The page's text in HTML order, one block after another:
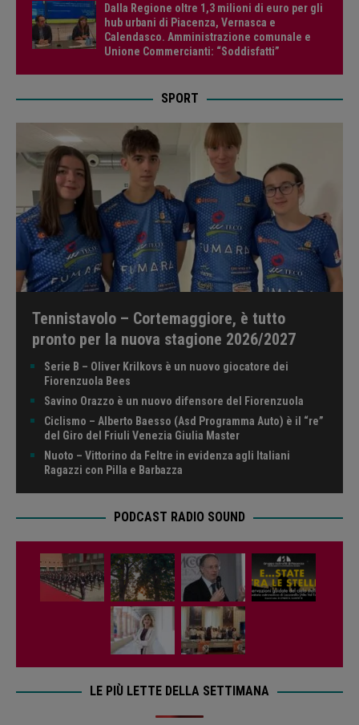
Dalla Regione oltre 1,3 milioni di euro per gli
hub urbani di Piacenza, Vernasca e
Calendasco. Amministrazione comunale e
Unione Commercianti: “Soddisfatti”
SPORT
Tennistavolo – Cortemaggiore, è tutto
pronto per la nuova stagione 2026/2027
Serie B – Oliver Krilkovs è un nuovo giocatore dei
Fiorenzuola Bees
Savino Orazzo è un nuovo difensore del Fiorenzuola
Ciclismo – Alberto Baesso (Asd Programma Auto) è il “re”
del Giro del Friuli Venezia Giulia Master
Nuoto – Vittorino da Feltre in evidenza agli Italiani
Ragazzi con Pilla e Barbazza
PODCAST RADIO SOUND
LE PIÙ LETTE DELLA SETTIMANA